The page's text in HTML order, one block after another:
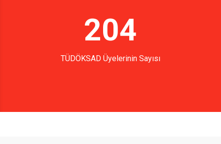
204
TÜDÖKSAD Üyelerinin Sayısı